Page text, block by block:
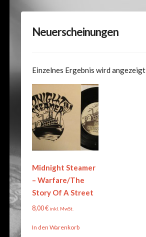
Neuerscheinungen
Einzelnes Ergebnis wird angezeigt
Midnight Steamer
– Warfare/The
Story Of A Street
8,00€inkl. MwSt.
In den Warenkorb